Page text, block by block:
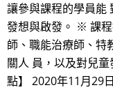
讓參與課程的學員能
發想與啟發。 ※ 課程
師、職能治療師、特
關人 員，以及對兒
點】 2020年11月29